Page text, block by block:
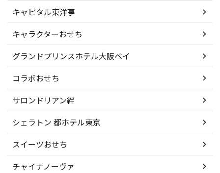
キャピタル東洋亭
キャラクターおせち
グランドプリンスホテル大阪ベイ
コラボおせち
サロンドリアン絆
シェラトン 都ホテル東京
スイーツおせち
チャイナノーヴァ